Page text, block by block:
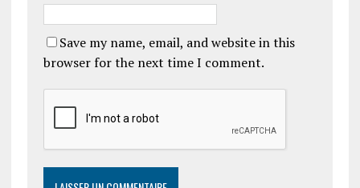
Save my name, email, and website in this
browser for the next time I comment.